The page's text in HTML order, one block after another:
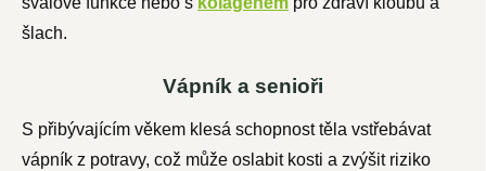
šlach.
Vápník a senioři
S přibývajícím věkem klesá schopnost těla vstřebávat
vápník z potravy, což může oslabit kosti a zvýšit riziko